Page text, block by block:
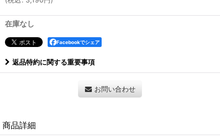
在庫なし
Facebookでシェア
返品特約に関する重要事項
お問い合わせ
商品詳細